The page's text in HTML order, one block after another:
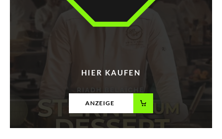
HIER KAUFEN
ANZEIGE